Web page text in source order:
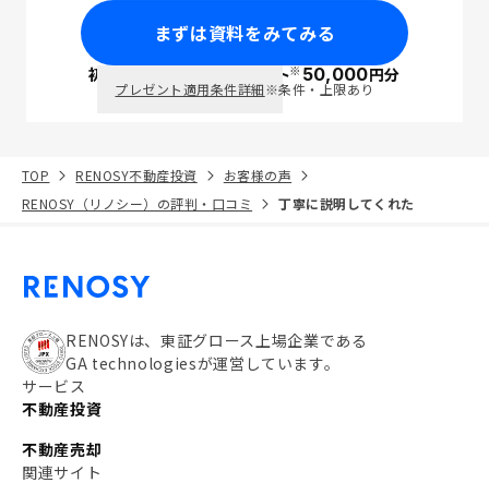
まずは資料をみてみる
初回面談で ポイント※50,000円分
プレゼント適用条件詳細※条件・上限あり
TOP RENOSY不動産投資
お客様の声
RENOSY（リノシー）の評判・口コミ
丁寧に説明してくれた
RENOSYは、東証グロース上場企業である
GA technologiesが運営しています。
サービス
不動産投資
不動産売却
関連サイト